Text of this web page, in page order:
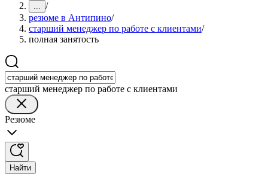
... /
резюме в Антипино/
старший менеджер по работе с клиентами/
полная занятость
старший менеджер по работе с клиентами
Резюме
Найти